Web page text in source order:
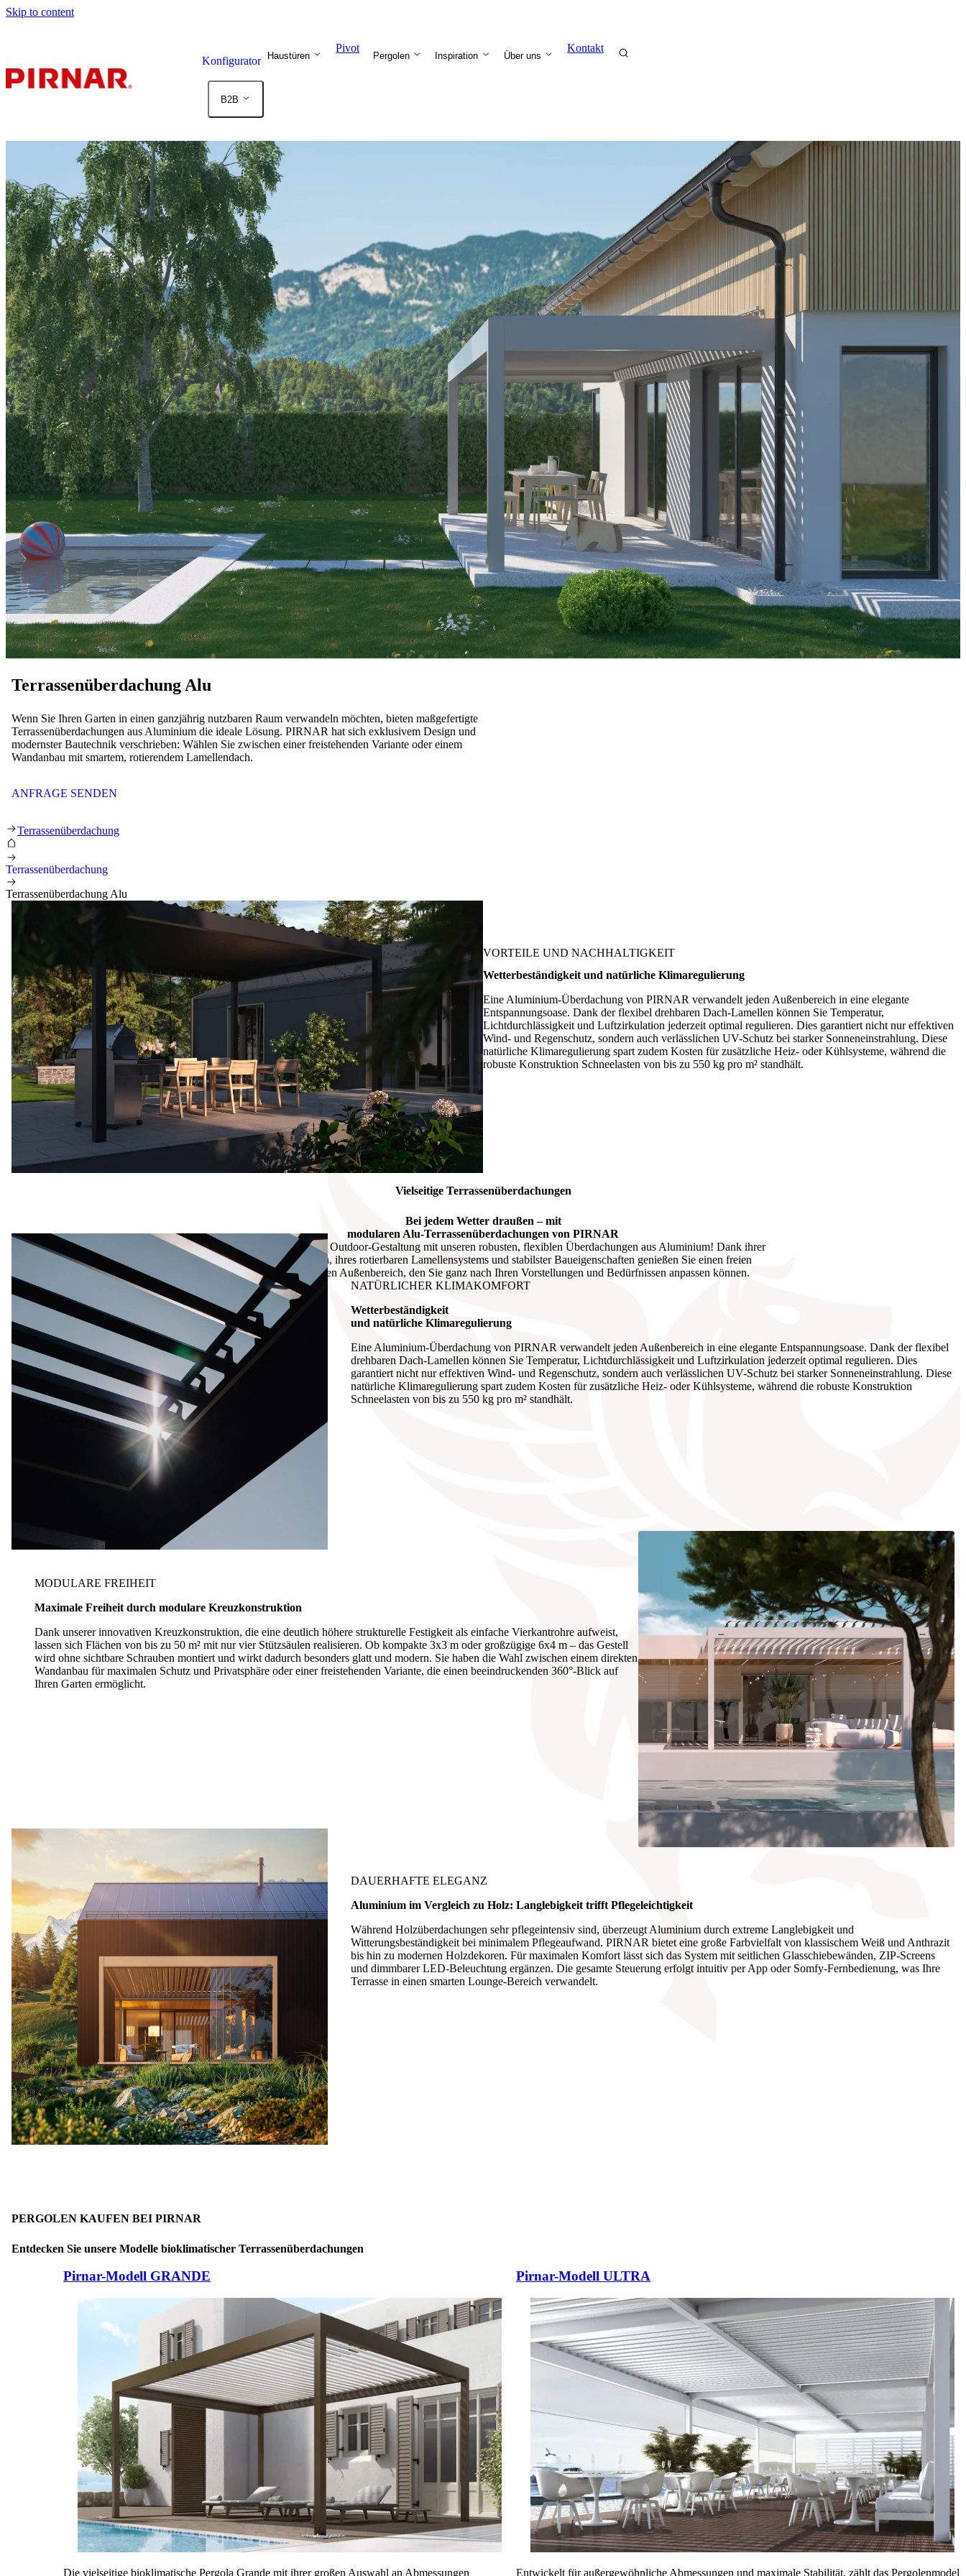
Skip to content
Konfigurator Haustüren
Pivot
Pergolen Inspiration Über uns
Kontakt
B2B
Terrassenüberdachung Alu
Wenn Sie Ihren Garten in einen ganzjährig nutzbaren Raum verwandeln möchten, bieten maßgefertigte
Terrassenüberdachungen aus Aluminium die ideale Lösung. PIRNAR hat sich exklusivem Design und
modernster Bautechnik verschrieben: Wählen Sie zwischen einer freistehenden Variante oder einem
Wandanbau mit smartem, rotierendem Lamellendach.
ANFRAGE SENDEN
Terrassenüberdachung Alu
Terrassenüberdachung
Terrassenüberdachung
Terrassenüberdachung Alu
VORTEILE UND NACHHALTIGKEIT
Wetterbeständigkeit und natürliche Klimaregulierung
Eine Aluminium-Überdachung von PIRNAR verwandelt jeden Außenbereich in eine elegante
Entspannungsoase. Dank der flexibel drehbaren Dach-Lamellen können Sie Temperatur,
Lichtdurchlässigkeit und Luftzirkulation jederzeit optimal regulieren. Dies garantiert nicht nur effektiven
Wind- und Regenschutz, sondern auch verlässlichen UV-Schutz bei starker Sonneneinstrahlung. Diese
natürliche Klimaregulierung spart zudem Kosten für zusätzliche Heiz- oder Kühlsysteme, während die
robuste Konstruktion Schneelasten von bis zu 550 kg pro m² standhält.
Vielseitige Terrassenüberdachungen
Bei jedem Wetter draußen – mit
modularen Alu-Terrassenüberdachungen von PIRNAR
Erleben Sie die Zukunft der Outdoor-Gestaltung mit unseren robusten, flexiblen Überdachungen aus Aluminium! Dank ihrer
vielen Zubehör-Optionen, ihres rotierbaren Lamellensystems und stabilster Baueigenschaften genießen Sie einen freien
Design-Allrounder für den Außenbereich, den Sie ganz nach Ihren Vorstellungen und Bedürfnissen anpassen können.
NATÜRLICHER KLIMAKOMFORT
Wetterbeständigkeit
und natürliche Klimaregulierung
Eine Aluminium-Überdachung von PIRNAR verwandelt jeden Außenbereich in eine elegante Entspannungsoase. Dank der flexibel
drehbaren Dach-Lamellen können Sie Temperatur, Lichtdurchlässigkeit und Luftzirkulation jederzeit optimal regulieren. Dies
garantiert nicht nur effektiven Wind- und Regenschutz, sondern auch verlässlichen UV-Schutz bei starker Sonneneinstrahlung. Diese
natürliche Klimaregulierung spart zudem Kosten für zusätzliche Heiz- oder Kühlsysteme, während die robuste Konstruktion
Schneelasten von bis zu 550 kg pro m² standhält.
MODULARE FREIHEIT
Maximale Freiheit durch modulare Kreuzkonstruktion
Dank unserer innovativen Kreuzkonstruktion, die eine deutlich höhere strukturelle Festigkeit als einfache Vierkantrohre aufweist,
lassen sich Flächen von bis zu 50 m² mit nur vier Stützsäulen realisieren. Ob kompakte 3x3 m oder großzügige 6x4 m – das Gestell
wird ohne sichtbare Schrauben montiert und wirkt dadurch besonders glatt und modern. Sie haben die Wahl zwischen einem direkten
Wandanbau für maximalen Schutz und Privatsphäre oder einer freistehenden Variante, die einen beeindruckenden 360°-Blick auf
Ihren Garten ermöglicht.
DAUERHAFTE ELEGANZ
Aluminium im Vergleich zu Holz: Langlebigkeit trifft Pflegeleichtigkeit
Während Holzüberdachungen sehr pflegeintensiv sind, überzeugt Aluminium durch extreme Langlebigkeit und
Witterungsbeständigkeit bei minimalem Pflegeaufwand. PIRNAR bietet eine große Farbvielfalt von klassischem Weiß und Anthrazit
bis hin zu modernen Holzdekoren. Für maximalen Komfort lässt sich das System mit seitlichen Glasschiebewänden, ZIP-Screens
und dimmbarer LED-Beleuchtung ergänzen. Die gesamte Steuerung erfolgt intuitiv per App oder Somfy-Fernbedienung, was Ihre
Terrasse in einen smarten Lounge-Bereich verwandelt.
PERGOLEN KAUFEN BEI PIRNAR
Entdecken Sie unsere Modelle bioklimatischer Terrassenüberdachungen
Pirnar-Modell GRANDE
Die vielseitige bioklimatische Pergola Grande mit ihrer großen Auswahl an Abmessungen
Pirnar-Modell ULTRA
Entwickelt für außergewöhnliche Abmessungen und maximale Stabilität, zählt das Pergolenmodell